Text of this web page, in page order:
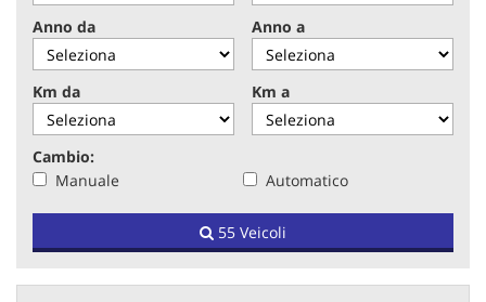
Anno da Anno a
Km da Km a
Cambio:
Manuale
Automatico
55 Veicoli
attività
di
seguito
descritte.
Per
ottenere
maggiori
informazioni
sull'utilità
funzionamento